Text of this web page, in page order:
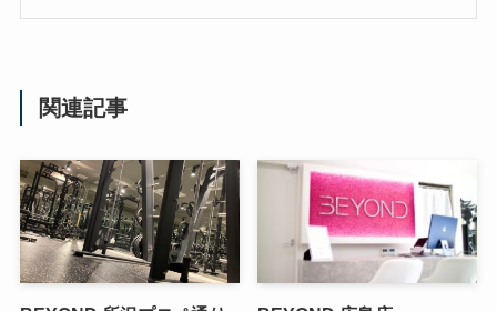
関連記事